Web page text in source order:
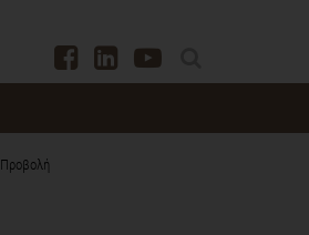
Προβολή